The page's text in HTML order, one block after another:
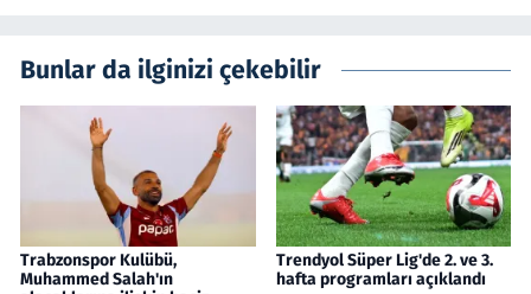
Bunlar da ilginizi çekebilir
Trabzonspor Kulübü,
Muhammed Salah'ın
Trendyol Süper Lig'de 2. ve 3.
hafta programları açıklandı